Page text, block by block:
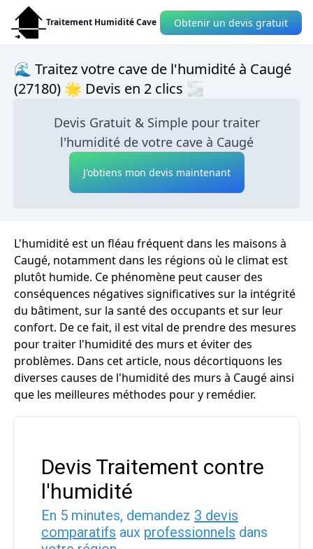
Traitement Humidité Cave Obtenir un devis gratuit
🌊 Traitez votre cave de l'humidité à Caugé
(27180) 🌟 Devis en 2 clics 🌫
Devis Gratuit & Simple pour traiter
l'humidité de votre cave à Caugé
J'obtiens mon devis maintenant
L'humidité est un fléau fréquent dans les maisons à
Caugé, notamment dans les régions où le climat est
plutôt humide. Ce phénomène peut causer des
conséquences négatives significatives sur la intégrité
du bâtiment, sur la santé des occupants et sur leur
confort. De ce fait, il est vital de prendre des mesures
pour traiter l'humidité des murs et éviter des
problèmes. Dans cet article, nous décortiquons les
diverses causes de l'humidité des murs à Caugé ainsi
que les meilleures méthodes pour y remédier.
Devis Traitement contre
l'humidité
En 5 minutes, demandez 3 devis
comparatifs aux professionnels dans